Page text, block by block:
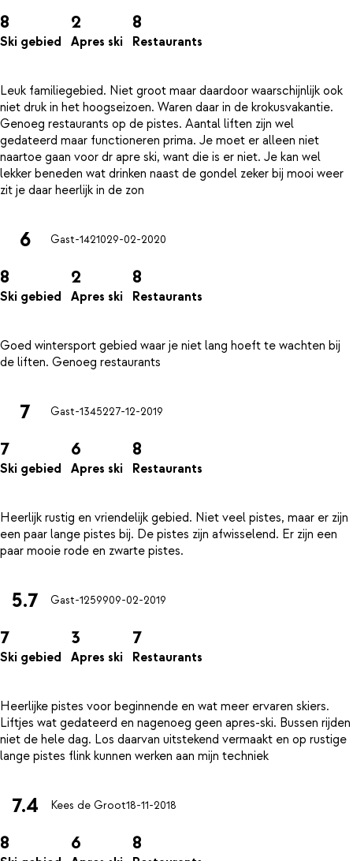
8
Ski gebied
2
Apres ski
8
Restaurants
Leuk familiegebied. Niet groot maar daardoor waarschijnlijk ook
niet druk in het hoogseizoen. Waren daar in de krokusvakantie.
Genoeg restaurants op de pistes. Aantal liften zijn wel
gedateerd maar functioneren prima. Je moet er alleen niet
naartoe gaan voor dr apre ski, want die is er niet. Je kan wel
lekker beneden wat drinken naast de gondel zeker bij mooi weer
6 Gast-1421029-02-2020
8
Ski gebied
2
Apres ski
8
Restaurants
Goed wintersport gebied waar je niet lang hoeft te wachten bij
7 Gast-1345227-12-2019
7
Ski gebied
6
Apres ski
8
Restaurants
Heerlijk rustig en vriendelijk gebied. Niet veel pistes, maar er zijn
een paar lange pistes bij. De pistes zijn afwisselend. Er zijn een
5.7 Gast-1259909-02-2019
7
Ski gebied
3
Apres ski
7
Restaurants
Heerlijke pistes voor beginnende en wat meer ervaren skiers.
Liftjes wat gedateerd en nagenoeg geen apres-ski. Bussen rijden
niet de hele dag. Los daarvan uitstekend vermaakt en op rustige
7.4 Kees de Groot18-11-2018
8 6 8